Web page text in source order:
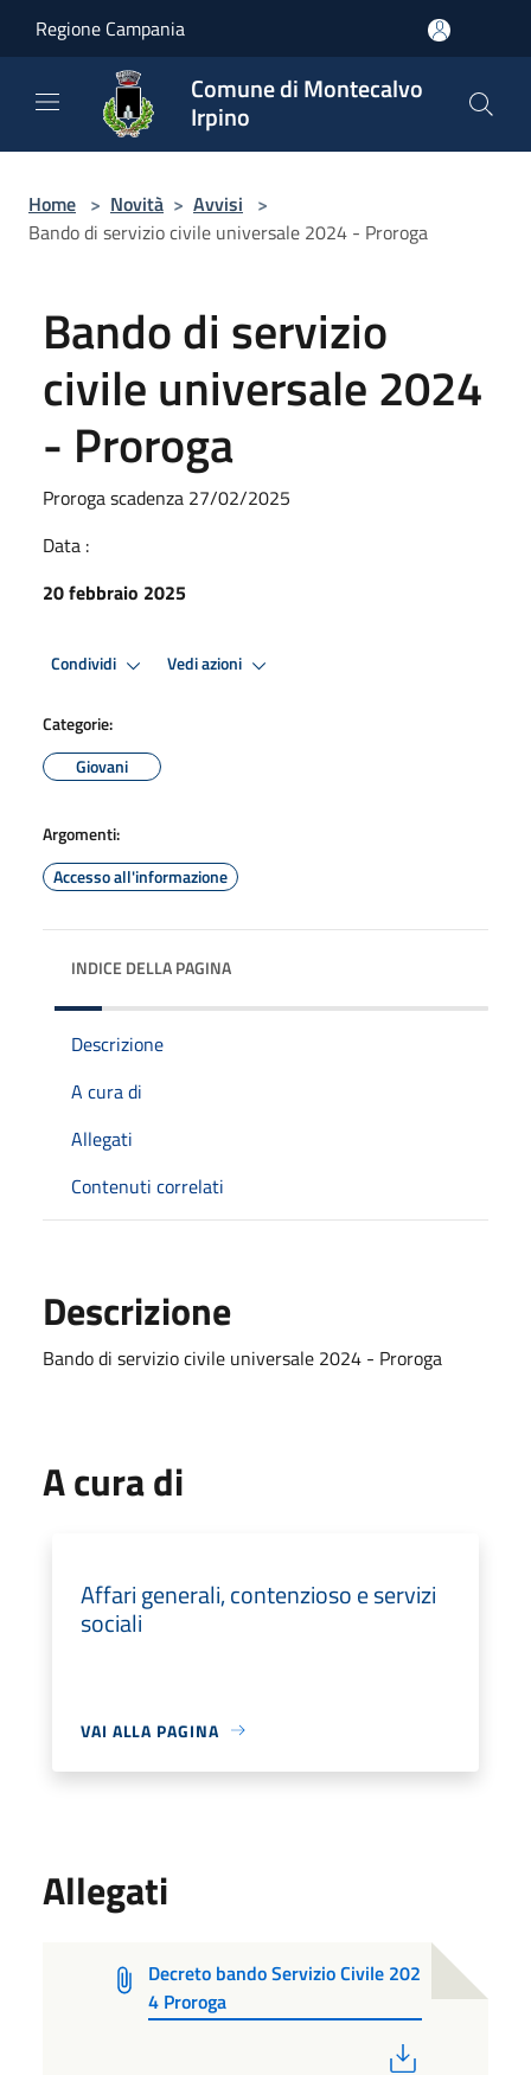
Regione Campania
Comune di Montecalvo
Irpino
Home > Novità > Avvisi >
Bando di servizio civile universale 2024 - Proroga
Bando di servizio
civile universale 2024
- Proroga
Proroga scadenza 27/02/2025
Data :
20 febbraio 2025
Condividi Vedi azioni
Categorie:
Giovani
Argomenti:
Accesso all'informazione
INDICE DELLA PAGINA
Descrizione
A cura di
Allegati
Contenuti correlati
Descrizione
Bando di servizio civile universale 2024 - Proroga
A cura di
Affari generali, contenzioso e servizi
sociali
VAI ALLA PAGINA
Allegati
Decreto bando Servizio Civile 202
4 Proroga